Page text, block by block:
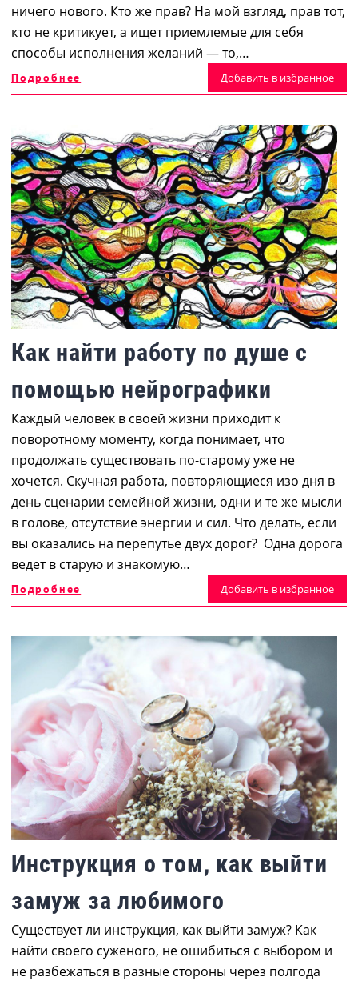
ничего нового. Кто же прав? На мой взгляд, прав тот,
кто не критикует, а ищет приемлемые для себя
способы исполнения желаний ― то,…
Подробнее Добавить в избранное
Как найти работу по душе с
помощью нейрографики
Каждый человек в своей жизни приходит к
поворотному моменту, когда понимает, что
продолжать существовать по-старому уже не
хочется. Скучная работа, повторяющиеся изо дня в
день сценарии семейной жизни, одни и те же мысли
в голове, отсутствие энергии и сил. Что делать, если
вы оказались на перепутье двух дорог? Одна дорога
ведет в старую и знакомую…
Подробнее Добавить в избранное
Инструкция о том, как выйти
замуж за любимого
Существует ли инструкция, как выйти замуж? Как
найти своего суженого, не ошибиться с выбором и
не разбежаться в разные стороны через полгода